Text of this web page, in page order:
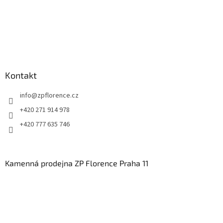
Kontakt
info@zpflorence.cz
+420 271 914 978
+420 777 635 746
Kamenná prodejna ZP Florence Praha 11